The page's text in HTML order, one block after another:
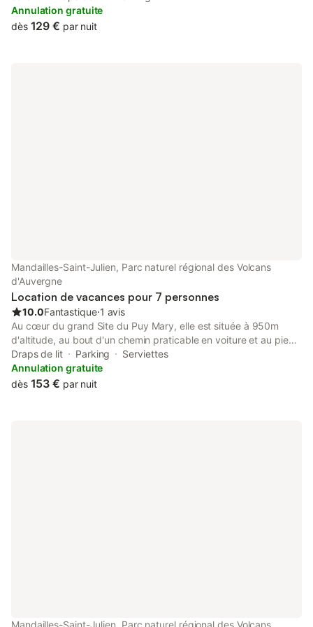
from Aurillac Congress Centre and 28 km from Aurillac train
station.
Annulation gratuite
dès 129 € par nuit
Mandailles-Saint-Julien, Parc naturel régional des Volcans
d'Auvergne
Location de vacances pour 7 personnes
10.0Fantastique⋅1 avis
Au cœur du grand Site du Puy Mary, elle est située à 950m
d'altitude, au bout d'un chemin praticable en voiture et au pied
des départs de nombreuses randonnées. A 18kms du Lioran
(25min), 8kms des gorges de Jordanne (10min), 25kms
d'Aurillac (25min). Épicerie, restaurants, station de pleine nature,
Draps de lit Parking
Serviettes
Annulation gratuite
dès 153 € par nuit
Mandailles-Saint-Julien, Parc naturel régional des Volcans